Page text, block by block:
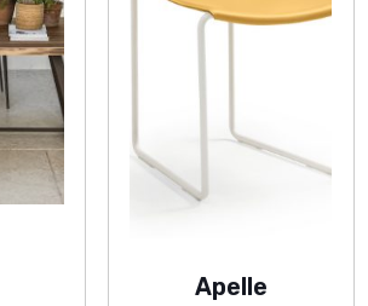
Apelle